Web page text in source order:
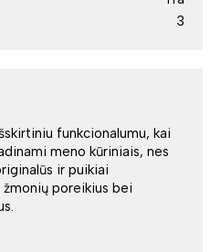
3
funkcionalumu, kai
meno kūriniais, nes
ir puikiai
poreikius bei